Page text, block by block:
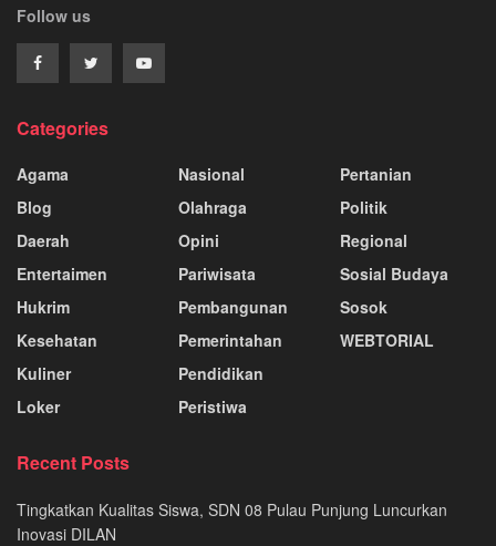
Follow us
Categories
Agama
Blog
Daerah
Entertaimen
Hukrim
Kesehatan
Kuliner
Loker
Nasional
Olahraga
Opini
Pariwisata
Pembangunan
Pemerintahan
Pendidikan
Peristiwa
Pertanian
Politik
Regional
Sosial Budaya
Sosok
WEBTORIAL
Recent Posts
Tingkatkan Kualitas Siswa, SDN 08 Pulau Punjung Luncurkan
Inovasi DILAN